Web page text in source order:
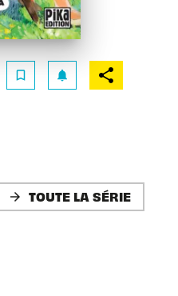
bookmark_border notifications
arrow_forward TOUTE LA SÉRIE